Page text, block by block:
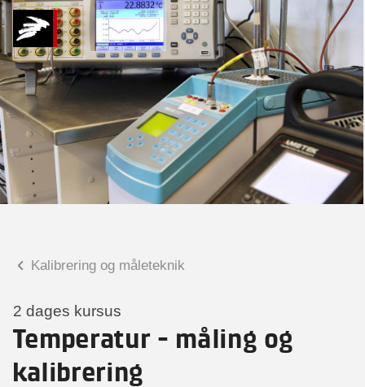
Kalibrering og måleteknik
2 dages kursus
Temperatur - måling og
kalibrering
Praktiske spørgsmål
Spørgsmål til tilmelding, forplejning,
afholdelsessted m.m.
Dennis Dam Sørensen
Hvad kan vi hjælpe
dig med?